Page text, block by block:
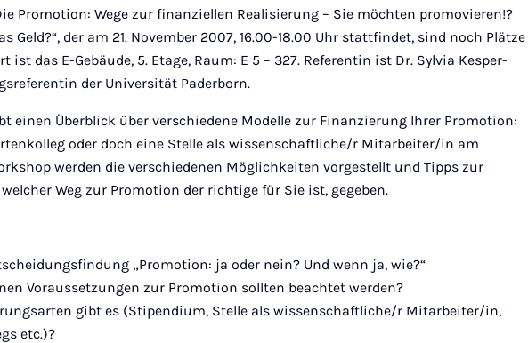
Mail
Promotion: Wege zur finanziellen Realisierung – Sie möchten promovieren!?
Geld?“, der am 21. November 2007, 16.00-18.00 Uhr stattfindet, sind noch Plätze
ist das E-Gebäude, 5. Etage, Raum: E 5 – 327. Referentin ist Dr. Sylvia Kesper-
der Universität Paderborn.
einen Überblick über verschiedene Modelle zur Finanzierung Ihrer Promotion:
oder doch eine Stelle als wissenschaftliche/r Mitarbeiter/in am
werden die verschiedenen Möglichkeiten vorgestellt und Tipps zur
Weg zur Promotion der richtige für Sie ist, gegeben.
„Promotion: ja oder nein? Und wenn ja, wie?“
Voraussetzungen zur Promotion sollten beachtet werden?
gibt es (Stipendium, Stelle als wissenschaftliche/r Mitarbeiter/in,
etc.)?